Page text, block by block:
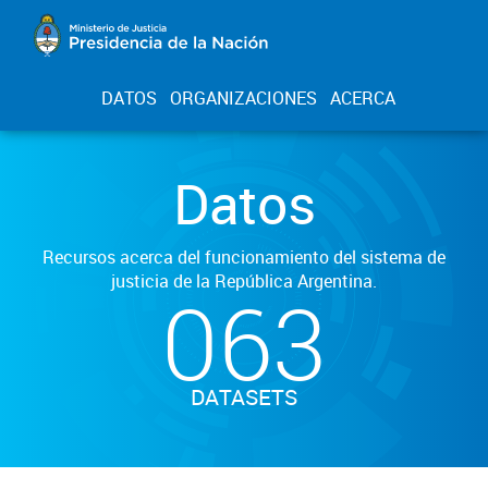
DATOS ORGANIZACIONES ACERCA
Datos
Recursos acerca del funcionamiento del sistema de
justicia de la República Argentina.
063
DATASETS